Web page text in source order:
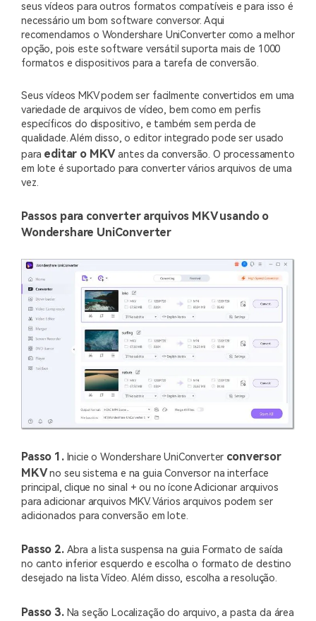
seus vídeos para outros formatos compatíveis e para isso é
necessário um bom software conversor. Aqui
recomendamos o Wondershare UniConverter como a melhor
opção, pois este software versátil suporta mais de 1000
formatos e dispositivos para a tarefa de conversão.
Seus vídeos MKV podem ser facilmente convertidos em uma
variedade de arquivos de vídeo, bem como em perfis
específicos do dispositivo, e também sem perda de
qualidade. Além disso, o editor integrado pode ser usado
para editar o MKV antes da conversão. O processamento
em lote é suportado para converter vários arquivos de uma
vez.
Passos para converter arquivos MKV usando o
Wondershare UniConverter
Passo 1. Inicie o Wondershare UniConverter conversor
MKV no seu sistema e na guia Conversor na interface
principal, clique no sinal + ou no ícone Adicionar arquivos
para adicionar arquivos MKV. Vários arquivos podem ser
adicionados para conversão em lote.
Passo 2. Abra a lista suspensa na guia Formato de saída
no canto inferior esquerdo e escolha o formato de destino
desejado na lista Vídeo. Além disso, escolha a resolução.
Passo 3. Na seção Localização do arquivo, a pasta da área